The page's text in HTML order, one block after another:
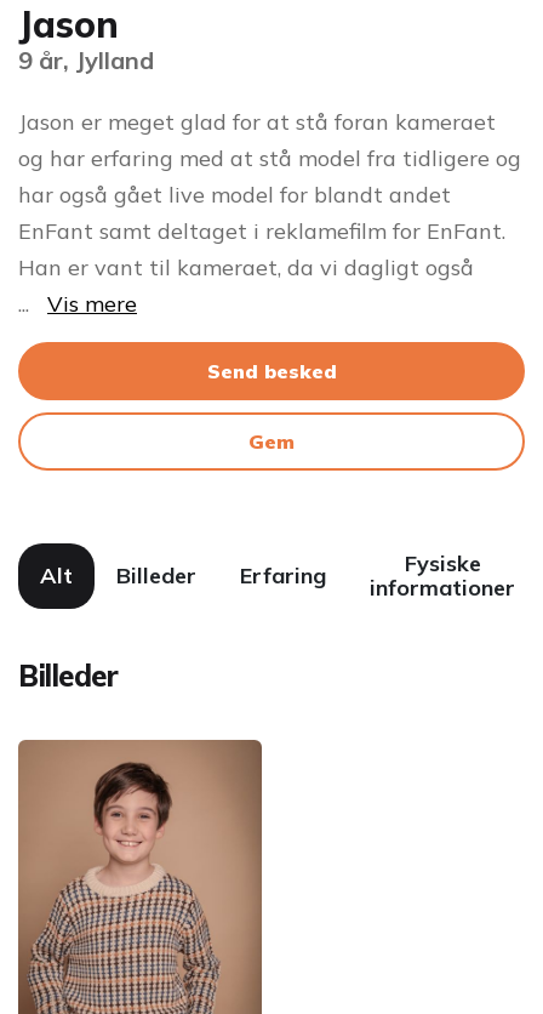
Jason
9 år, Jylland
Jason er meget glad for at stå foran kameraet
og har erfaring med at stå model fra tidligere og
har også gået live model for blandt andet
EnFant samt deltaget i reklamefilm for EnFant.
Han er vant til kameraet, da vi dagligt også
...
Vis mere
Send besked
Gem
Alt Billeder Erfaring
Fysiske
informationer
Billeder